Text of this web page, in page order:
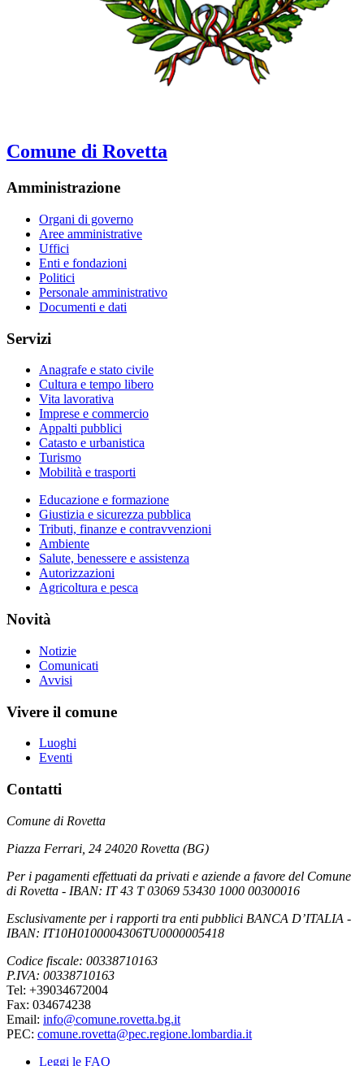
Comune di Rovetta
Amministrazione
Organi di governo
Aree amministrative
Uffici
Enti e fondazioni
Politici
Personale amministrativo
Documenti e dati
Servizi
Anagrafe e stato civile
Cultura e tempo libero
Vita lavorativa
Imprese e commercio
Appalti pubblici
Catasto e urbanistica
Turismo
Mobilità e trasporti
Educazione e formazione
Giustizia e sicurezza pubblica
Tributi, finanze e contravvenzioni
Ambiente
Salute, benessere e assistenza
Autorizzazioni
Agricoltura e pesca
Novità
Notizie
Comunicati
Avvisi
Vivere il comune
Luoghi
Eventi
Contatti
Comune di Rovetta
Piazza Ferrari, 24 24020 Rovetta (BG)
Per i pagamenti effettuati da privati e aziende a favore del Comune
di Rovetta - IBAN: IT 43 T 03069 53430 1000 00300016
Esclusivamente per i rapporti tra enti pubblici BANCA D’ITALIA -
IBAN: IT10H0100004306TU0000005418
Codice fiscale: 00338710163
P.IVA: 00338710163
Tel: +39034672004
Fax: 034674238
Email: info@comune.rovetta.bg.it
PEC: comune.rovetta@pec.regione.lombardia.it
Leggi le FAQ